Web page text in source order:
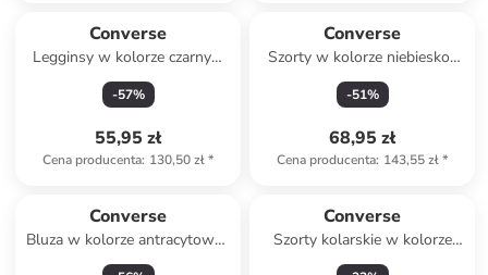
Converse
Legginsy w kolorze czarnym
ze wzorem
-57%
55,95 zł
Cena producenta: 130,50 zł*
Converse
Szorty w kolorze niebiesko-
czerwonym
-51%
68,95 zł
Cena producenta: 143,55 zł*
Converse
Bluza w kolorze antracytowo-
beżowym
Converse
Szorty kolarskie w kolorze
szarym